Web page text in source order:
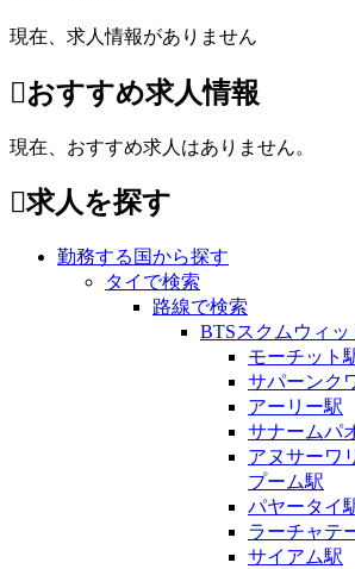
現在、求人情報がありません
おすすめ求人情報
現在、おすすめ求人はありません。
求人を探す
勤務する国から探す
タイで検索
路線で検索
BTSスクムウィッ
モーチット
サパーンク
アーリー駅
サナームパ
アヌサーワ
プーム駅
パヤータイ
ラーチャテ
サイアム駅